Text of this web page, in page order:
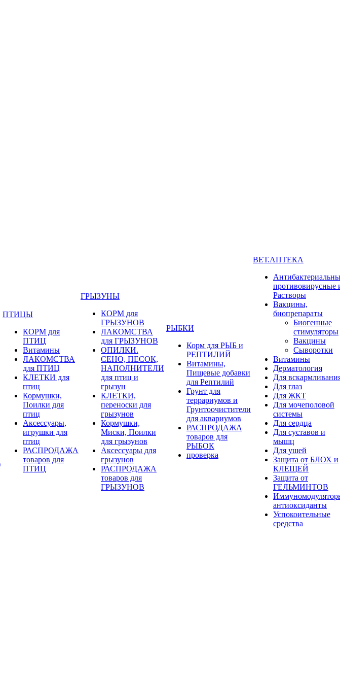
ПТИЦЫ
КОРМ для
ПТИЦ
Витамины
ЛАКОМСТВА
для ПТИЦ
КЛЕТКИ для
птиц
Кормушки,
Поилки для
птиц
Аксессуары,
игрушки для
птиц
РАСПРОДАЖА
товаров для
ПТИЦ
ГРЫЗУНЫ
КОРМ для
ГРЫЗУНОВ
ЛАКОМСТВА
для ГРЫЗУНОВ
ОПИЛКИ.
СЕНО, ПЕСОК,
НАПОЛНИТЕЛИ
для птиц и
грызун
КЛЕТКИ,
переноски для
грызунов
Кормушки,
Миски, Поилки
для грызунов
Аксессуары для
грызунов
РАСПРОДАЖА
товаров для
ГРЫЗУНОВ
РЫБКИ
Корм для РЫБ и
РЕПТИЛИЙ
Витамины,
Пищевые добавки
для Рептилий
Грунт для
террариумов и
Грунтоочистители
для аквариумов
РАСПРОДАЖА
товаров для
РЫБОК
проверка
ВЕТ.АПТЕКА
противовирусные
Растворы
Вакцины,
биопрепараты
Биогенные
стимуляторы
Вакцины
Сыворотки
Витамины
Дерматология
Для
Для глаз
Для ЖКТ
Для мочеполовой
системы
Для сердца
Для суставов и
мышц
Для ушей
Защита от БЛОХ и
КЛЕЩЕЙ
Защита от
ГЕЛЬМИНТОВ
антиоксиданты
Успокоительные
средства